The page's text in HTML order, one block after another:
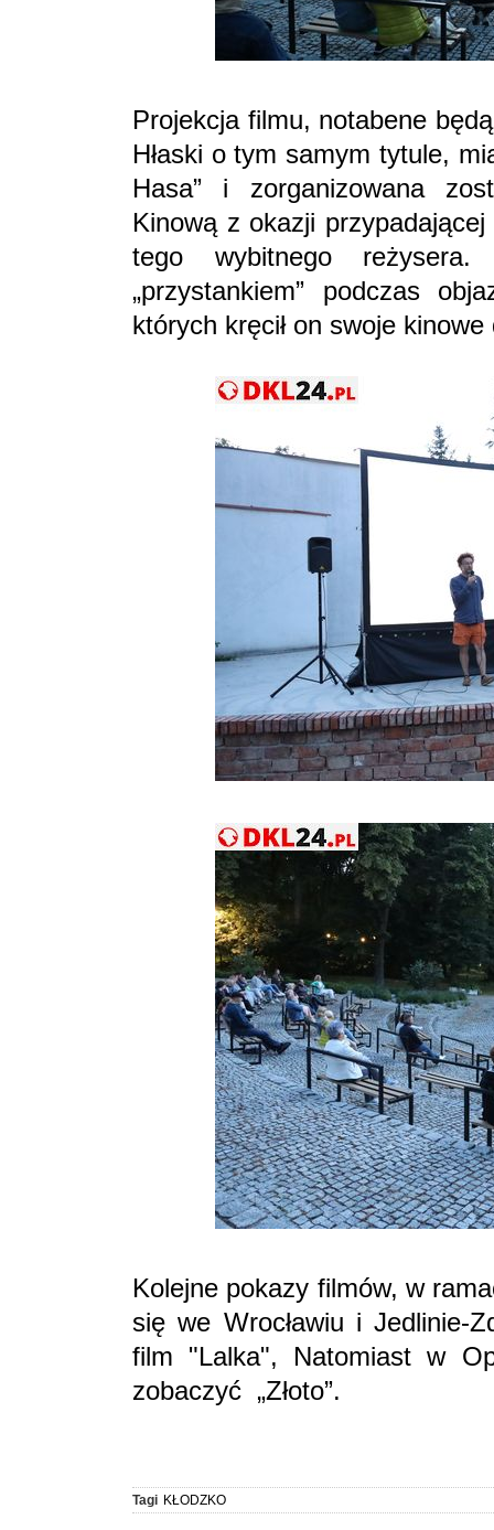
Projekcja filmu, notabene
Hłaski o tym samym tytule,
Hasa” i zorganizowana
Kinową z okazji
tego wybitnego
„przystankiem” podczas
których kręcił on swoje kinowe
Kolejne pokazy filmów, w
się we Wrocławiu i Jedlinie-
film "Lalka", Natomiast w
zobaczyć „Złoto”.
Tagi KŁODZKO